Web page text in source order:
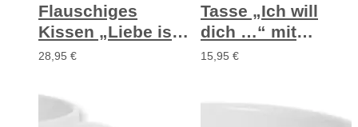
Flauschiges
Kissen „Liebe ist
das Einzige…” mit
28,95 €
Tasse „Ich will
dich …“ mit
Personalisierung
15,95 €